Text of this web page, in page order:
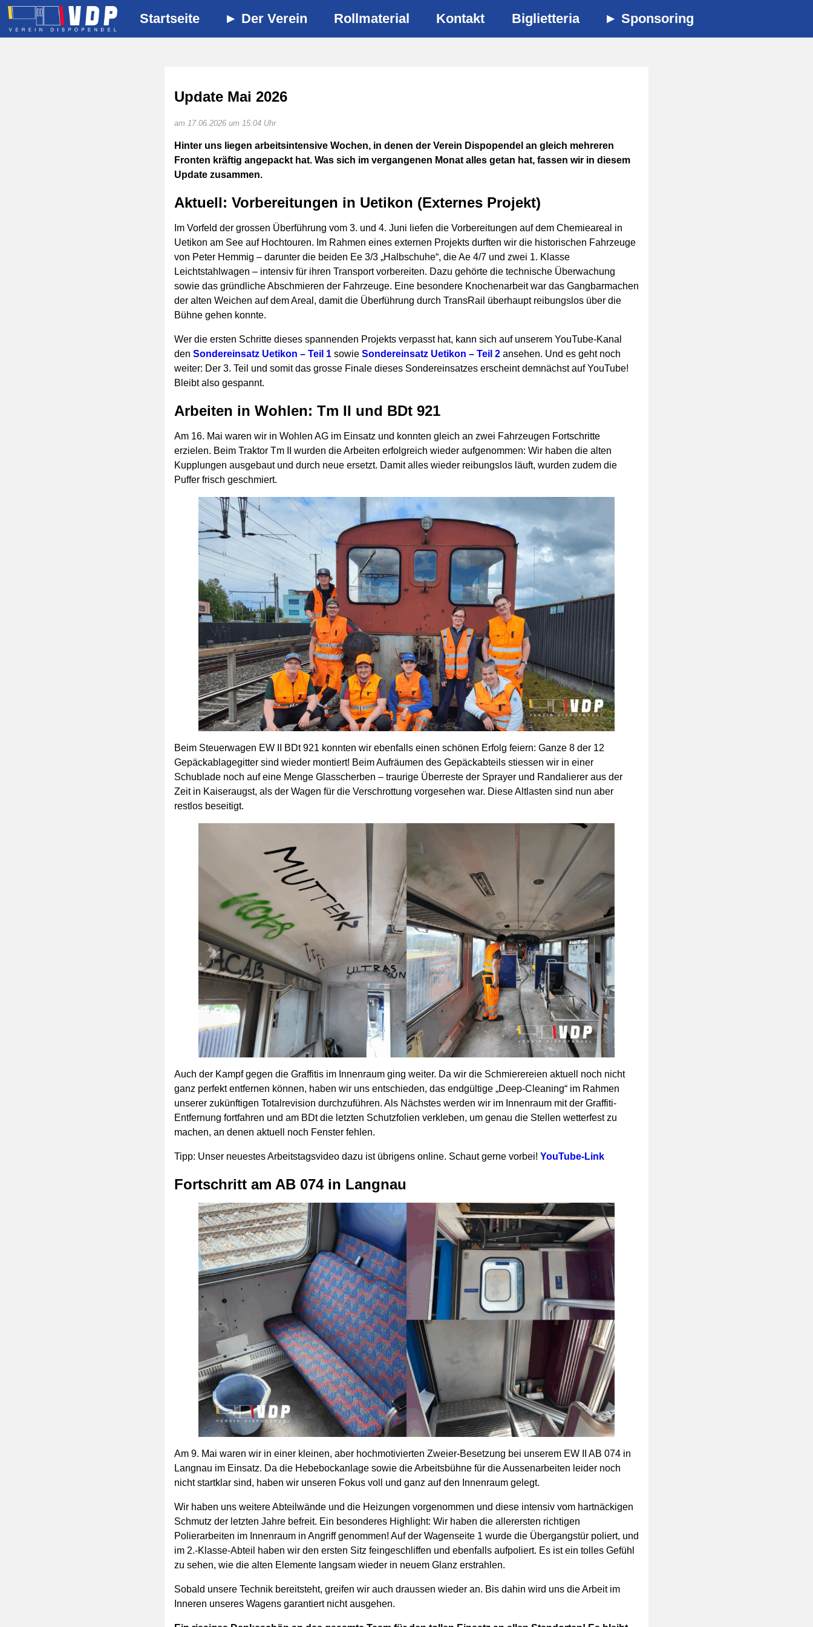
Startseite Der Verein Rollmaterial Kontakt Biglietteria Sponsoring
Update Mai 2026
am 17.06.2026 um 15:04 Uhr
Hinter uns liegen arbeitsintensive Wochen, in denen der Verein Dispopendel an gleich mehreren
Fronten kräftig angepackt hat. Was sich im vergangenen Monat alles getan hat, fassen wir in diesem
Update zusammen.
Aktuell: Vorbereitungen in Uetikon (Externes Projekt)
Im Vorfeld der grossen Überführung vom 3. und 4. Juni liefen die Vorbereitungen auf dem Chemieareal in
Uetikon am See auf Hochtouren. Im Rahmen eines externen Projekts durften wir die historischen Fahrzeuge
von Peter Hemmig – darunter die beiden Ee 3/3 „Halbschuhe“, die Ae 4/7 und zwei 1. Klasse
Leichtstahlwagen – intensiv für ihren Transport vorbereiten. Dazu gehörte die technische Überwachung
sowie das gründliche Abschmieren der Fahrzeuge. Eine besondere Knochenarbeit war das Gangbarmachen
der alten Weichen auf dem Areal, damit die Überführung durch TransRail überhaupt reibungslos über die
Bühne gehen konnte.
Wer die ersten Schritte dieses spannenden Projekts verpasst hat, kann sich auf unserem YouTube-Kanal
den Sondereinsatz Uetikon – Teil 1 sowie Sondereinsatz Uetikon – Teil 2 ansehen. Und es geht noch
weiter: Der 3. Teil und somit das grosse Finale dieses Sondereinsatzes erscheint demnächst auf YouTube!
Bleibt also gespannt.
Arbeiten in Wohlen: Tm II und BDt 921
Am 16. Mai waren wir in Wohlen AG im Einsatz und konnten gleich an zwei Fahrzeugen Fortschritte
erzielen. Beim Traktor Tm II wurden die Arbeiten erfolgreich wieder aufgenommen: Wir haben die alten
Kupplungen ausgebaut und durch neue ersetzt. Damit alles wieder reibungslos läuft, wurden zudem die
Puffer frisch geschmiert.
Beim Steuerwagen EW II BDt 921 konnten wir ebenfalls einen schönen Erfolg feiern: Ganze 8 der 12
Gepäckablagegitter sind wieder montiert! Beim Aufräumen des Gepäckabteils stiessen wir in einer
Schublade noch auf eine Menge Glasscherben – traurige Überreste der Sprayer und Randalierer aus der
Zeit in Kaiseraugst, als der Wagen für die Verschrottung vorgesehen war. Diese Altlasten sind nun aber
restlos beseitigt.
Auch der Kampf gegen die Graffitis im Innenraum ging weiter. Da wir die Schmierereien aktuell noch nicht
ganz perfekt entfernen können, haben wir uns entschieden, das endgültige „Deep-Cleaning“ im Rahmen
unserer zukünftigen Totalrevision durchzuführen. Als Nächstes werden wir im Innenraum mit der Graffiti-
Entfernung fortfahren und am BDt die letzten Schutzfolien verkleben, um genau die Stellen wetterfest zu
machen, an denen aktuell noch Fenster fehlen.
Tipp: Unser neuestes Arbeitstagsvideo dazu ist übrigens online. Schaut gerne vorbei! YouTube-Link
Fortschritt am AB 074 in Langnau
Am 9. Mai waren wir in einer kleinen, aber hochmotivierten Zweier-Besetzung bei unserem EW II AB 074 in
Langnau im Einsatz. Da die Hebebockanlage sowie die Arbeitsbühne für die Aussenarbeiten leider noch
nicht startklar sind, haben wir unseren Fokus voll und ganz auf den Innenraum gelegt.
Wir haben uns weitere Abteilwände und die Heizungen vorgenommen und diese intensiv vom hartnäckigen
Schmutz der letzten Jahre befreit. Ein besonderes Highlight: Wir haben die allerersten richtigen
Polierarbeiten im Innenraum in Angriff genommen! Auf der Wagenseite 1 wurde die Übergangstür poliert, und
im 2.-Klasse-Abteil haben wir den ersten Sitz feingeschliffen und ebenfalls aufpoliert. Es ist ein tolles Gefühl
zu sehen, wie die alten Elemente langsam wieder in neuem Glanz erstrahlen.
Sobald unsere Technik bereitsteht, greifen wir auch draussen wieder an. Bis dahin wird uns die Arbeit im
Inneren unseres Wagens garantiert nicht ausgehen.